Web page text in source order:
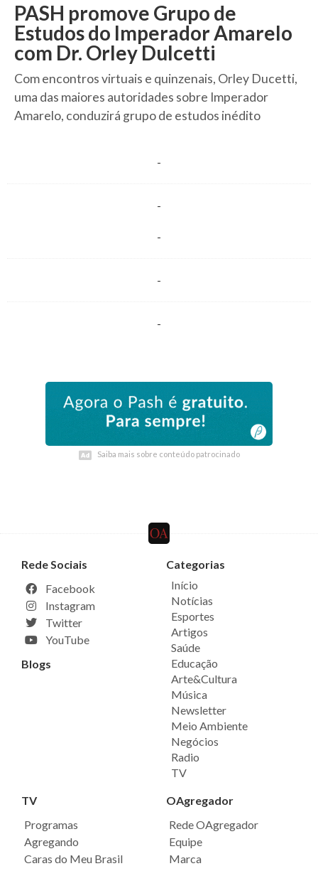
PASH promove Grupo de
Estudos do Imperador Amarelo
com Dr. Orley Dulcetti
Com encontros virtuais e quinzenais, Orley Ducetti,
uma das maiores autoridades sobre Imperador
Amarelo, conduzirá grupo de estudos inédito
-
-
-
-
-
Saiba mais sobre conteúdo patrocinado
Saiba mais sobre conteúdo patrocinado
Rede Sociais
Facebook
Instagram
Twitter
YouTube
Blogs
Categorias
Início
Notícias
Esportes
Artigos
Saúde
Educação
Arte&Cultura
Música
Newsletter
Meio Ambiente
Negócios
Radio
TV
TV
Programas
Agregando
Caras do Meu Brasil
OAgregador
Rede OAgregador
Equipe
Marca